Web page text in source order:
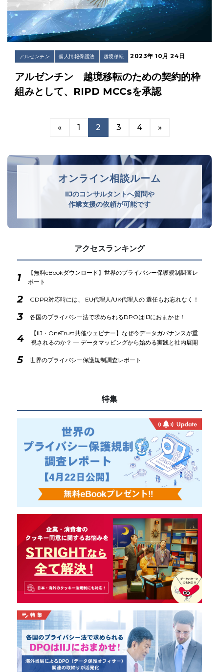
アルゼンチン 個人情報保護法 越境移転 2023年 10月 24日
アルゼンチン 越境移転のための契約的枠
組みとして、RIPD MCCsを承認
« 1 2 3 4 »
オンライン相談ルーム
IIJのコンサルタントへ質問や
作業支援の依頼が可能です
アクセスランキング
1
【無料eBookダウンロード】世界のプライバシー保護規制調査レ
ポート
2 GDPR対応時には、 EU代理人/UK代理人の 選任もお忘れなく！
3 各国のプライバシー法で求められるDPOはIIJにおまかせ！
4
【IIJ・OneTrust共催ウェビナー】なぜ今データガバナンスが重
視されるのか？ ― データマッピングから始める実践と社内展開
5 世界のプライバシー保護規制調査レポート
特集